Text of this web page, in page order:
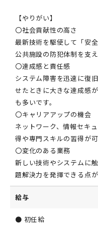
【やりがい】
〇社会貢献性の高さ
最新技術を駆使して「安
公共施設の防犯体制を支
〇達成感と責任感
システム障害を迅速に復
せたときに大きな達成感
も多いです。
〇キャリアアップの機会
ネットワーク、情報セキ
得や専門スキルの習得が
〇変化のある業務
新しい技術やシステムに
題解決力を発揮できる点が
給与
● 初任給